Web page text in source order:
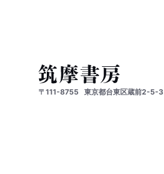
〒111-8755 東京都台東区蔵前2-5-3